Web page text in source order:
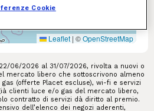
Leaflet | ©OpenStreetMap
06/2026 al 31/07/2026, rivolta a nuovi o
mercato libero che sottoscrivono almeno
(offerte Placet escluse), wi-fi e servizi
clienti luce e/o gas del mercato libero,
contratto di servizi dà diritto al premio.
dell’elenco dei negozi aderenti,
Cookie